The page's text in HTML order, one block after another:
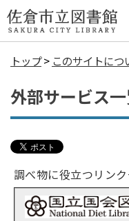
トップ> このサイトにつ
外部サービス
調べ物に役立つリン